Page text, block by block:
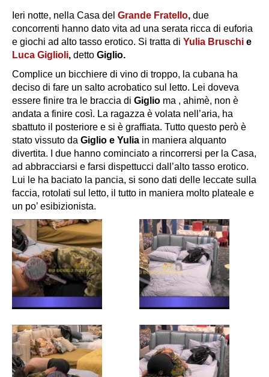
Ieri notte, nella Casa del Grande Fratello, due
concorrenti hanno dato vita ad una serata ricca di euforia
e giochi ad alto tasso erotico. Si tratta di Yulia Bruschi e
Luca Giglioli, detto Giglio.
Complice un bicchiere di vino di troppo, la cubana ha
deciso di fare un salto acrobatico sul letto. Lei doveva
essere finire tra le braccia di Giglio ma , ahimè, non è
andata a finire così. La ragazza è volata nell’aria, ha
sbattuto il posteriore e si è graffiata. Tutto questo però è
stato vissuto da Giglio e Yulia in maniera alquanto
divertita. I due hanno cominciato a rincorrersi per la Casa,
ad abbracciarsi e farsi dispettucci dall’alto tasso erotico.
Lui le ha baciato la pancia, si sono dati delle leccate sulla
faccia, rotolati sul letto, il tutto in maniera molto plateale e
un po’ esibizionista.